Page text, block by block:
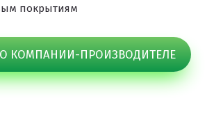
покрытиям
КОМПАНИИ-ПРОИЗВОДИТЕЛЕ